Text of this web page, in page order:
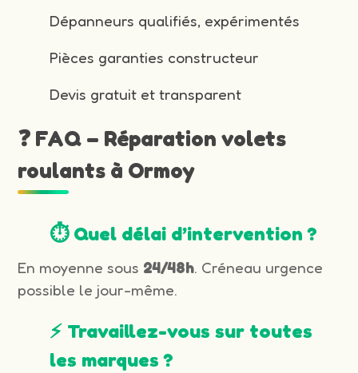
Dépanneurs qualifiés, expérimentés
Pièces garanties constructeur
Devis gratuit et transparent
❓ FAQ – Réparation volets
roulants à Ormoy
⏱️ Quel délai d’intervention ?
En moyenne sous 24/48h. Créneau urgence
possible le jour-même.
⚡ Travaillez-vous sur toutes
les marques ?